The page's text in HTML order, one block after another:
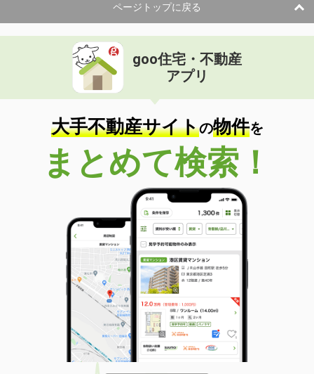
ページトップに戻る
goo住宅・不動産
アプリ
大手不動産サイトの物件を
まとめて検索！